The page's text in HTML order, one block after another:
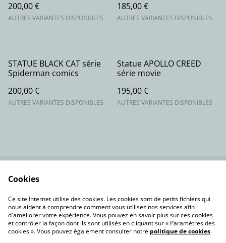
200,00 €
AUTRES VARIANTES DISPONIBLES
185,00 €
AUTRES VARIANTES DISPONIBLES
STATUE BLACK CAT série
Spiderman comics
200,00 €
AUTRES VARIANTES DISPONIBLES
Statue APOLLO CREED
série movie
195,00 €
AUTRES VARIANTES DISPONIBLES
Politique de
confidentialité
Politique de cookies
Cookies
Ce site Internet utilise des cookies. Les cookies sont de petits fichiers qui
nous aident à comprendre comment vous utilisez nos services afin
d'améliorer votre expérience. Vous pouvez en savoir plus sur ces cookies
et contrôler la façon dont ils sont utilisés en cliquant sur « Paramètres des
cookies ». Vous pouvez également consulter notre politique de cookies.